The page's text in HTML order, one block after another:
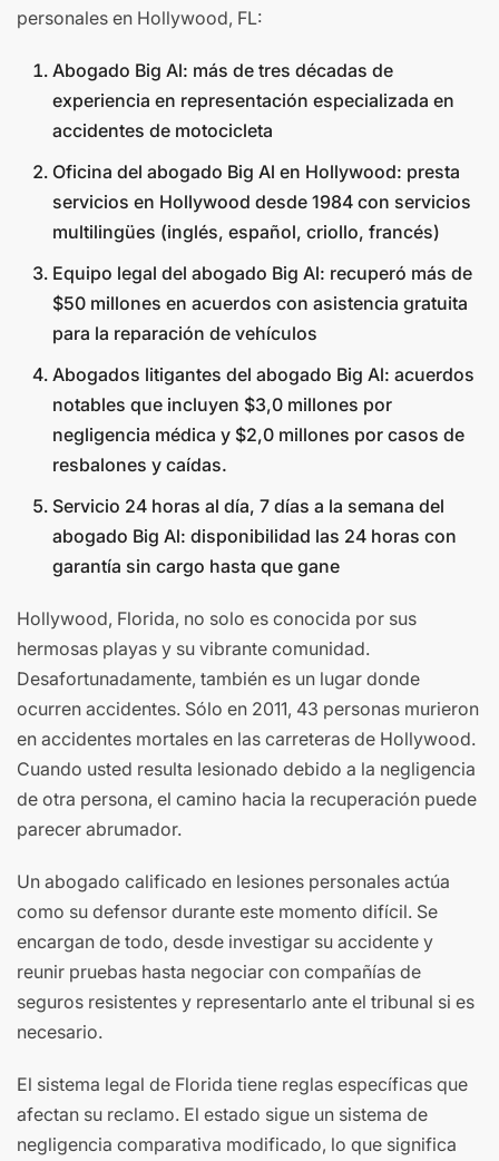
personales en Hollywood, FL:
Abogado Big Al: más de tres décadas de
experiencia en representación especializada en
accidentes de motocicleta
Oficina del abogado Big Al en Hollywood: presta
servicios en Hollywood desde 1984 con servicios
multilingües (inglés, español, criollo, francés)
Equipo legal del abogado Big Al: recuperó más de
$50 millones en acuerdos con asistencia gratuita
para la reparación de vehículos
Abogados litigantes del abogado Big Al: acuerdos
notables que incluyen $3,0 millones por
negligencia médica y $2,0 millones por casos de
resbalones y caídas.
Servicio 24 horas al día, 7 días a la semana del
abogado Big Al: disponibilidad las 24 horas con
garantía sin cargo hasta que gane
Hollywood, Florida, no solo es conocida por sus
hermosas playas y su vibrante comunidad.
Desafortunadamente, también es un lugar donde
ocurren accidentes. Sólo en 2011, 43 personas murieron
en accidentes mortales en las carreteras de Hollywood.
Cuando usted resulta lesionado debido a la negligencia
de otra persona, el camino hacia la recuperación puede
parecer abrumador.
Un abogado calificado en lesiones personales actúa
como su defensor durante este momento difícil. Se
encargan de todo, desde investigar su accidente y
reunir pruebas hasta negociar con compañías de
seguros resistentes y representarlo ante el tribunal si es
necesario.
El sistema legal de Florida tiene reglas específicas que
afectan su reclamo. El estado sigue un sistema de
negligencia comparativa modificado, lo que significa